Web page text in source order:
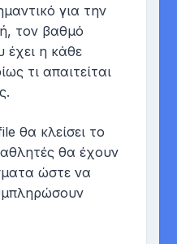
για την
τον βαθμό
έχει η κάθε
τι απαιτείται
θα κλείσει το
αθλητές θα έχουν
ώστε να